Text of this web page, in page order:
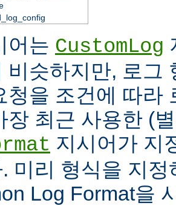
어는 CustomLog
비슷하지만, 로그
청을 조건에 따라
장 최근 사용한 (
지시어가 지
미리 형식을 지
Log Format을